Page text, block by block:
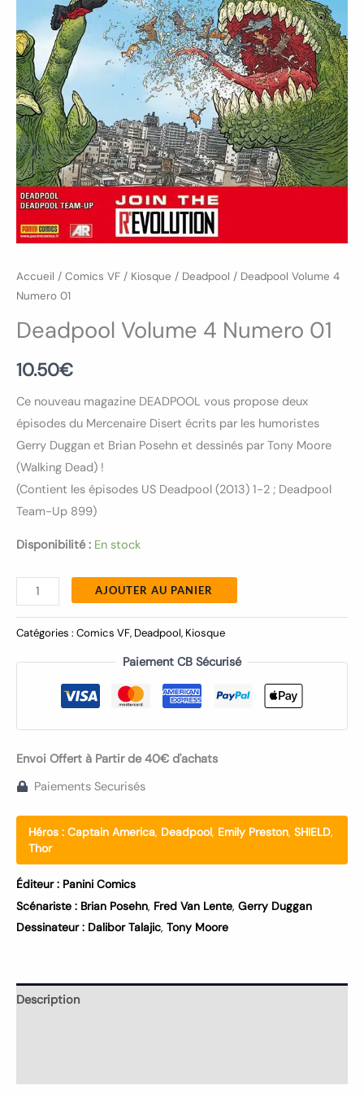
Accueil / Comics VF / Kiosque / Deadpool / Deadpool Volume 4
Numero 01
Deadpool Volume 4 Numero 01
10.50€
Ce nouveau magazine DEADPOOL vous propose deux
épisodes du Mercenaire Disert écrits par les humoristes
Gerry Duggan et Brian Posehn et dessinés par Tony Moore
(Walking Dead) !
(Contient les épisodes US Deadpool (2013) 1-2 ; Deadpool
Team-Up 899)
Disponibilité : En stock
AJOUTER AU PANIER
Catégories : Comics VF, Deadpool, Kiosque
Paiement CB Sécurisé
Envoi Offert à Partir de 40€ d'achats
Paiements Securisés
Héros : Captain America, Deadpool, Emily Preston, SHIELD,
Thor
Éditeur : Panini Comics
Scénariste : Brian Posehn, Fred Van Lente, Gerry Duggan
Dessinateur : Dalibor Talajic, Tony Moore
Description